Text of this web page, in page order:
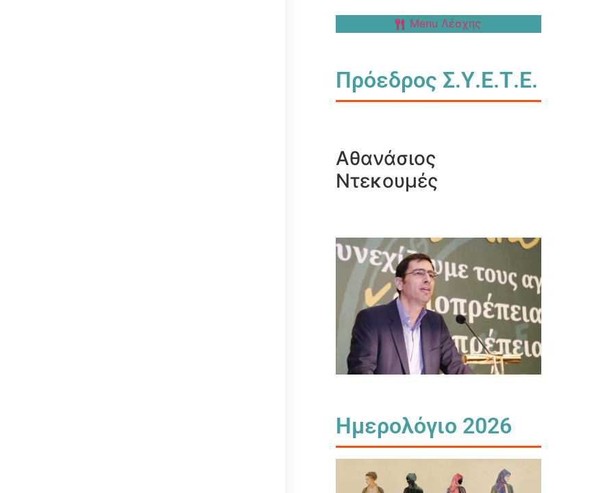
Menu Λέσχης
Πρόεδρος Σ.Υ.Ε.Τ.Ε.
Αθανάσιος
Ντεκουμές
Ημερολόγιο 2026